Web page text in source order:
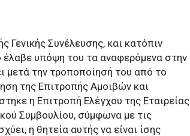
Συνέλευσης, και κατόπιν
έλαβε υπόψη του τα αναφερόμενα στην
την τροποποίησή του από το
της Επιτροπής Αμοιβών και
η Επιτροπή Ελέγχου της Εταιρείας
Συμβουλίου, σύμφωνα με τις
η θητεία αυτής να είναι ίσης